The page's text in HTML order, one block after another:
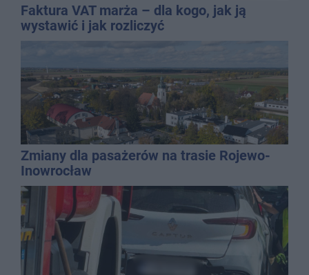
Faktura VAT marża – dla kogo, jak ją
wystawić i jak rozliczyć
Zmiany dla pasażerów na trasie Rojewo-
Inowrocław